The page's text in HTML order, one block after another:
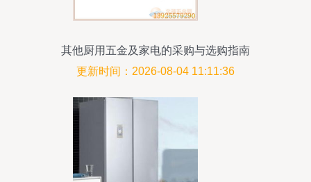
其他厨用五金及家电的采购与选购指南
更新时间：2026-08-04 11:11:36